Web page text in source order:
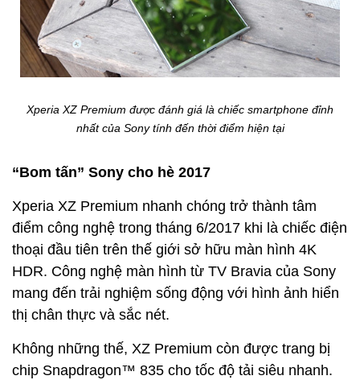
Xperia XZ Premium được đánh giá là chiếc smartphone đỉnh
nhất của Sony tính đến thời điểm hiện tại
“Bom tấn” Sony cho hè 2017
Xperia XZ Premium nhanh chóng trở thành tâm
điểm công nghệ trong tháng 6/2017 khi là chiếc điện
thoại đầu tiên trên thế giới sở hữu màn hình 4K
HDR. Công nghệ màn hình từ TV Bravia của Sony
mang đến trải nghiệm sống động với hình ảnh hiển
thị chân thực và sắc nét.
Không những thế, XZ Premium còn được trang bị
chip Snapdragon™ 835 cho tốc độ tải siêu nhanh.